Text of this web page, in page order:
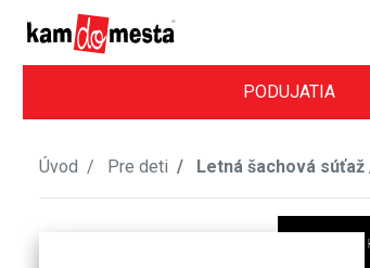
PODUJATIA
Úvod Pre deti Letná šachová súťaž